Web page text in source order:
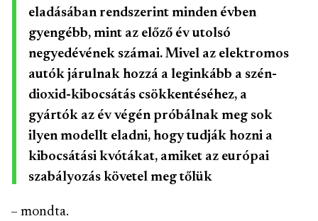
eladásában rendszerint minden évben
gyengébb, mint az előző év utolsó
negyedévének számai. Mivel az elektromos
autók járulnak hozzá a leginkább a szén-
dioxid-kibocsátás csökkentéséhez, a
gyártók az év végén próbálnak meg sok
ilyen modellt eladni, hogy tudják hozni a
kibocsátási kvótákat, amiket az európai
szabályozás követel meg tőlük
– mondta.